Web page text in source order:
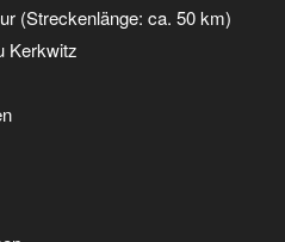
(Streckenlänge: ca. 50 km)
Kerkwitz